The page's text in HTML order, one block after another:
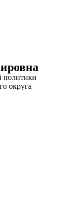
политики
округа